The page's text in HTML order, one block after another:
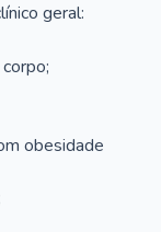
geral:
obesidade